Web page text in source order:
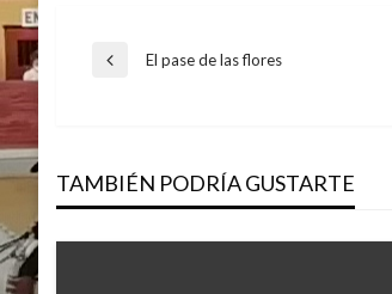
Navegación
entradas
Entrada
El pase de las flores
TAMBIÉN PODRÍA GUSTARTE